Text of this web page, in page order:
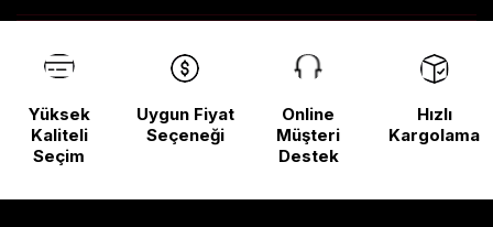
Yüksek
Kaliteli
Seçim
Uygun Fiyat
Seçeneği
Online
Müşteri
Destek
Hızlı
Kargolama